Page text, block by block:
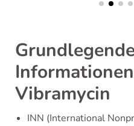
Vibramycin
INN (International